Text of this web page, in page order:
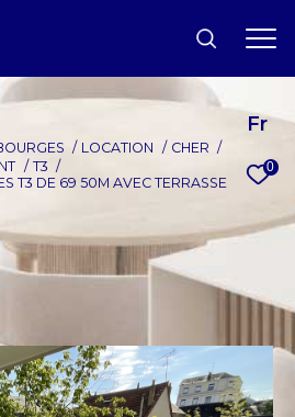
Fr
0
LOCATION
CHER
T3
T3 DE 69 50M AVEC TERRASSE